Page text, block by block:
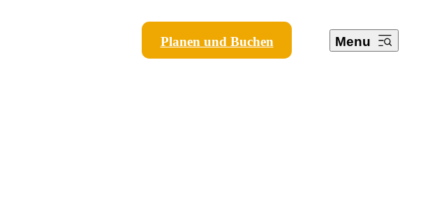
Planen und Buchen Menu